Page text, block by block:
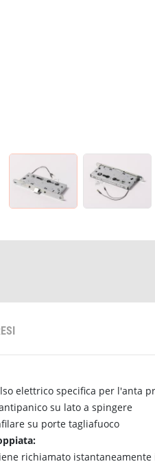
elettrico specifica per l'anta
su lato a spingere
su porte tagliafuoco
richiamato